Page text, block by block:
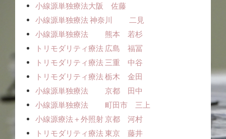
小線源単独療法ㅤㅤ大阪 佐藤
小線源単独療法 神奈川 二見
小線源単独療法 熊本 若杉
トリモダリティ療法 広島 福冨
トリモダリティ療法 三重 中谷
トリモダリティ療法 栃木 金田
小線源単独療法 京都 田中
小線源単独療法 町田市 三上
小線源療法＋外照射 京都 河村
トリモダリティ療法 東京 藤井